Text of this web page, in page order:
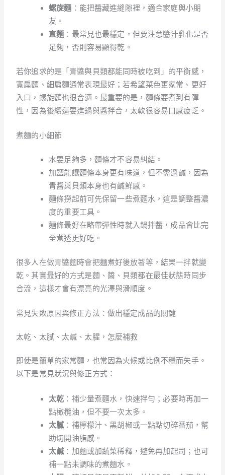
螺旋麵 ：能把醬藏進縫隙裡，適合家庭與小朋
友。
直麵 ：最常見也最穩定，但要注意醬汁乳化是否
足夠，否則容易顯得乾。
若你追求的是「青醬與貝類都能同時被吃到」的平衡感，
寬扁麵、細扁麵通常表現最好；若希望菜色更家常、更好
入口，螺旋麵也很合適。最重要的是，麵條要煮到有彈
性，因為後續還要進鍋與醬拌合，太軟很容易口感疲乏。
煮麵的小細節
水要足夠多，麵條才不容易糾結。
加鹽能讓麵條本身更有味道，但不需過鹹，因為
青醬與貝類本身也有鹹鮮感。
麵條撈起前可先保留一些煮麵水，這是調整醬濃
度的重要工具。
麵條最好在略帶彈性時就入鍋拌醬，成品會比完
全煮透更好吃。
很多人在做青醬麵時會把麵煮好後放著等，結果一拌就變
乾。其實最好的方式是麵、醬、貝類都在最佳狀態時同步
合流，這樣才會有漂亮的光澤與滑順度。
常見失敗原因與修正方法：做出穩定成品的關鍵
太乾、太膩、太鹹、太腥，怎麼補救
即使是簡單的家常麵，也常因為火候或比例不穩而失手。
以下是常見狀況與修正方式：
太乾 ：補少量煮麵水，快速拌勻；必要時再加一
點橄欖油，但不要一次太多。
太膩 ：補檸檬汁、黑胡椒或一點點切碎番茄，幫
助切開油脂感。
太鹹 ：加麵或加蔬菜稀釋，避免再加起司；也可
補一點未調味的煮麵水。